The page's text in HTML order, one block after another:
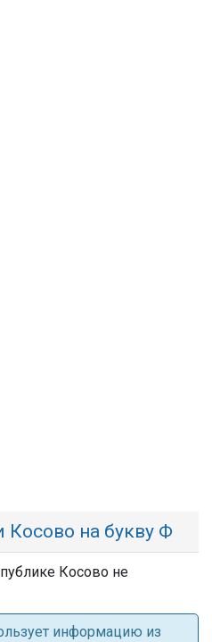
Косово на букву Ф
Косово не
информацию из